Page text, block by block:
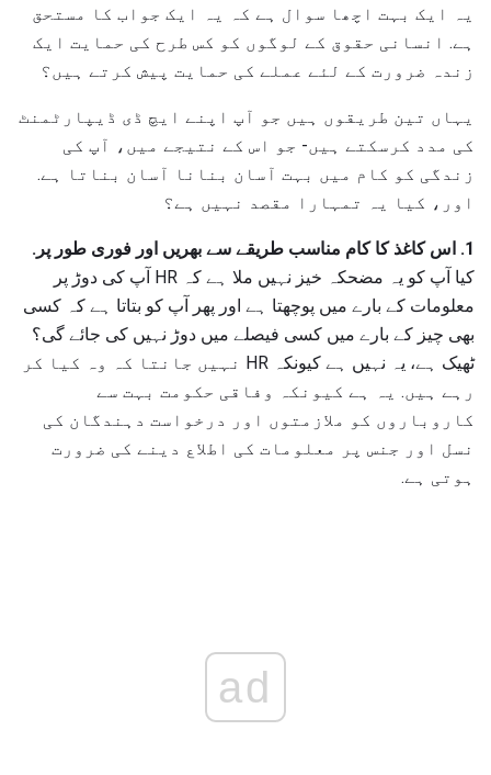
یہ ایک بہت اچھا سوال ہے کہ یہ ایک جواب کا مستحق
ہے. انسانی حقوق کے لوگوں کو کس طرح کی حمایت ایک
زندہ ضرورت کے لئے عملے کی حمایت پیش کرتے ہیں؟
یہاں تین طریقوں ہیں جو آپ اپنے ایچ ڈی ڈیپارٹمنٹ
کی مدد کرسکتے ہیں- جو اس کے نتیجے میں، آپ کی
زندگی کو کام میں بہت آسان بنانا آسان بناتا ہے.
اور، کیا یہ تمہارا مقصد نہیں ہے؟
1. اس کاغذ کا کام مناسب طریقے سے بھریں اور فوری طور پر.
کیا آپ کو یہ مضحکہ خیز نہیں ملا ہے کہ HR آپ کی دوڑ پر
معلومات کے بارے میں پوچھتا ہے اور پھر آپ کو بتاتا ہے کہ کسی
بھی چیز کے بارے میں کسی فیصلے میں دوڑ نہیں کی جائے گی؟
ٹھیک ہے، یہ نہیں ہے کیونکہ HR نہیں جانتا کہ وہ کیا کر
رہے ہیں. یہ ہے کیونکہ وفاقی حکومت بہت سے
کاروباروں کو ملازمتوں اور درخواست دہندگان کی
نسل اور جنس پر معلومات کی اطلاع دینے کی ضرورت
ہوتی ہے.
ad